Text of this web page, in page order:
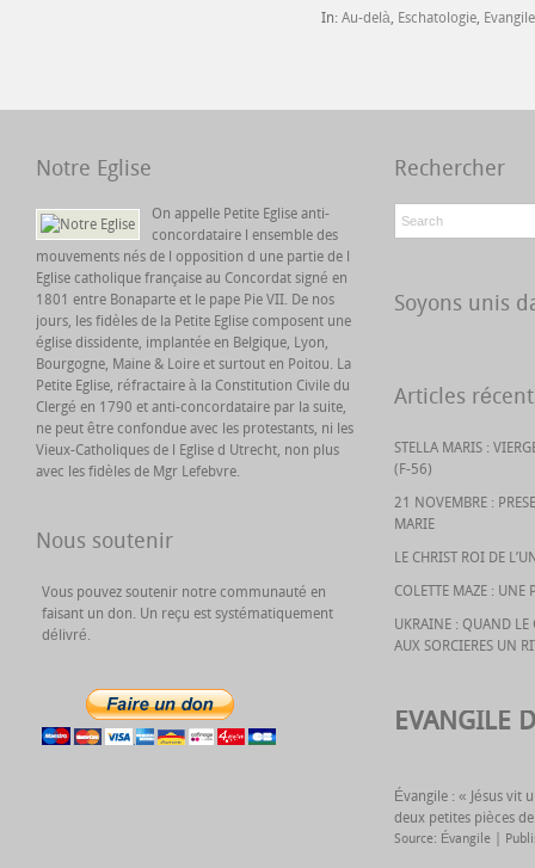
In: Au-delà, Eschatologie, Evangile
Notre Eglise
On appelle Petite Eglise anti-
concordataire l ensemble des
mouvements nés de l opposition d une partie de l
Eglise catholique française au Concordat signé en
1801 entre Bonaparte et le pape Pie VII. De nos
jours, les fidèles de la Petite Eglise composent une
église dissidente, implantée en Belgique, Lyon,
Bourgogne, Maine & Loire et surtout en Poitou. La
Petite Eglise, réfractaire à la Constitution Civile du
Clergé en 1790 et anti-concordataire par la suite,
ne peut être confondue avec les protestants, ni les
Vieux-Catholiques de l Eglise d Utrecht, non plus
avec les fidèles de Mgr Lefebvre.
Nous soutenir
Vous pouvez soutenir notre communauté en
faisant un don. Un reçu est systématiquement
délivré.
Rechercher
Soyons unis
Articles
STELLA MARIS :
(F-56)
21 NOVEMBRE :
MARIE
LE CHRIST ROI DE
COLETTE MAZE :
UKRAINE : QUAND LE
AUX SORCIERES UN
EVANGILE
Évangile : « Jésus vit
deux petites pièces
Source: Évangile